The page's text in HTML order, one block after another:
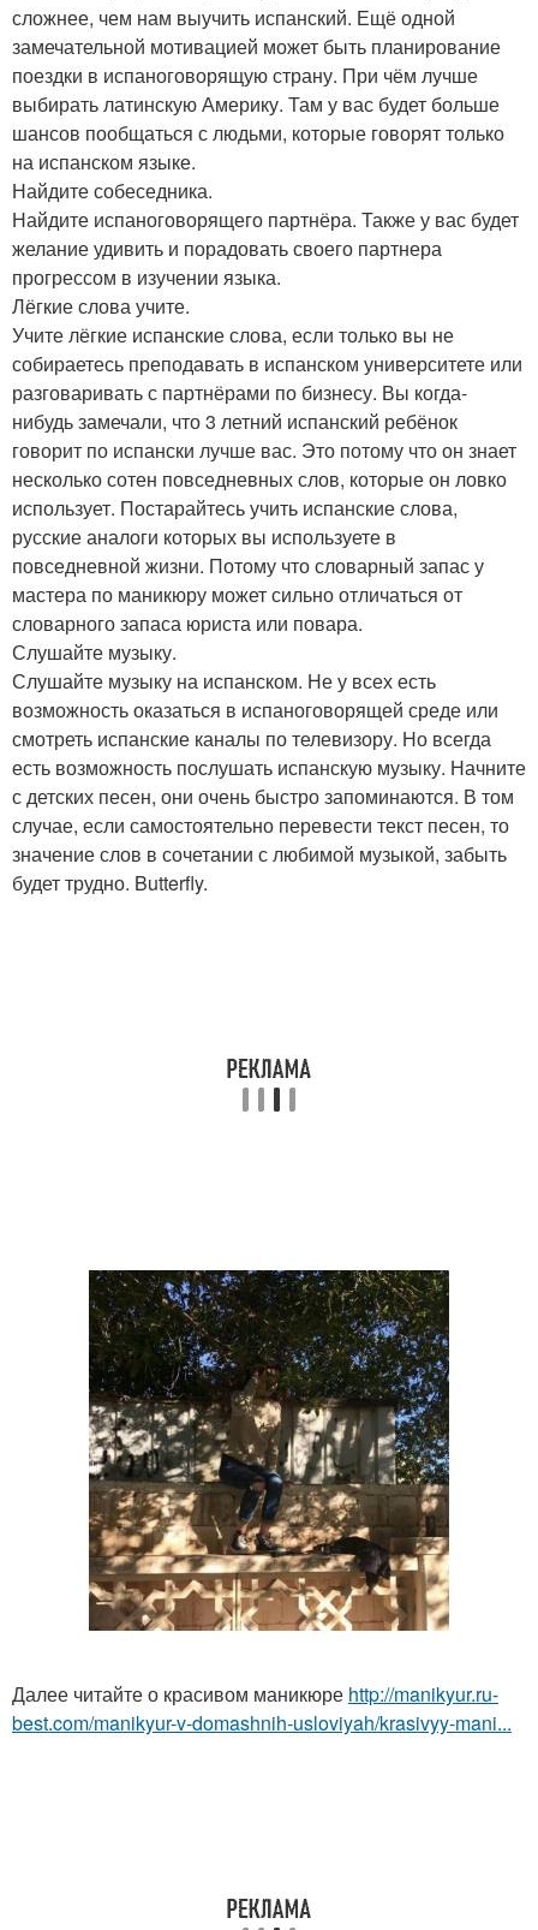
сложнее, чем нам выучить испанский. Ещё одной
замечательной мотивацией может быть планирование
поездки в испаноговорящую страну. При чём лучше
выбирать латинскую Америку. Там у вас будет больше
шансов пообщаться с людьми, которые говорят только
на испанском языке.
Найдите собеседника.
Найдите испаноговорящего партнёра. Также у вас будет
желание удивить и порадовать своего партнера
прогрессом в изучении языка.
Лёгкие слова учите.
Учите лёгкие испанские слова, если только вы не
собираетесь преподавать в испанском университете или
разговаривать с партнёрами по бизнесу. Вы когда-
нибудь замечали, что 3 летний испанский ребёнок
говорит по испански лучше вас. Это потому что он знает
несколько сотен повседневных слов, которые он ловко
использует. Постарайтесь учить испанские слова,
русские аналоги которых вы используете в
повседневной жизни. Потому что словарный запас у
мастера по маникюру может сильно отличаться от
словарного запаса юриста или повара.
Слушайте музыку.
Слушайте музыку на испанском. Не у всех есть
возможность оказаться в испаноговорящей среде или
смотреть испанские каналы по телевизору. Но всегда
есть возможность послушать испанскую музыку. Начните
с детских песен, они очень быстро запоминаются. В том
случае, если самостоятельно перевести текст песен, то
значение слов в сочетании с любимой музыкой, забыть
будет трудно. Butterfly.
Далее читайте о красивом маникюре http://manikyur.ru-
best.com/manikyur-v-domashnih-usloviyah/krasivyy-mani...